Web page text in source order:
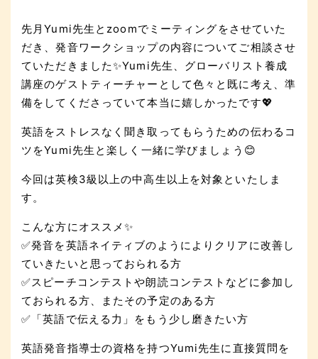
先月Yumi先生とzoomでミーティングをさせていた
だき、発音ワークショップの内容についてご相談させ
ていただきました✨Yumi先生、グローバリスト養成
講座のゲストティーチャーとして色々と既に考え、準
備をしてくださっていて本当に嬉しかったです💖
英語をストレスなく聞き取ってもらうための伝わるコ
ツをYumi先生と楽しく一緒に学びましょう😊
今回は英検3級以上の中高生以上を対象といたしま
す。
こんな方にオススメ✨
✅発音を英語ネイティブのようによりクリアに改善し
ていきたいと思っておられる方
✅スピーチコンテストや朗読コンテストなどに参加し
ておられる方、またその予定のある方
✅「英語で伝える力」をもう少し磨きたい方
英語発音指導士の資格を持つYumi先生に直接質問を